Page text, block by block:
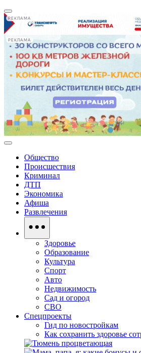
РЕКЛАМА
РЕКЛАМА
Общество
Происшествия
Криминал
ДТП
Экономика
Афиша
Развлечения
Здоровье
Образование
Культура
Спорт
Авто
Недвижимость
Сад и огород
СВО
Спецпроекты
Гид по новостройкам
Как сохранить здоровье